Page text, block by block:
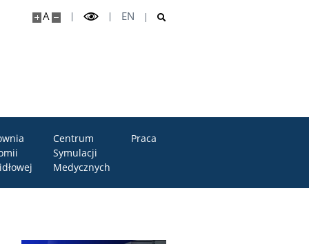
A EN
Centrum
Symulacji
Medycznych
Praca